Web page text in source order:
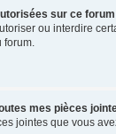
sur ce
ou interdire
forum.
mes pièces
jointes que vous